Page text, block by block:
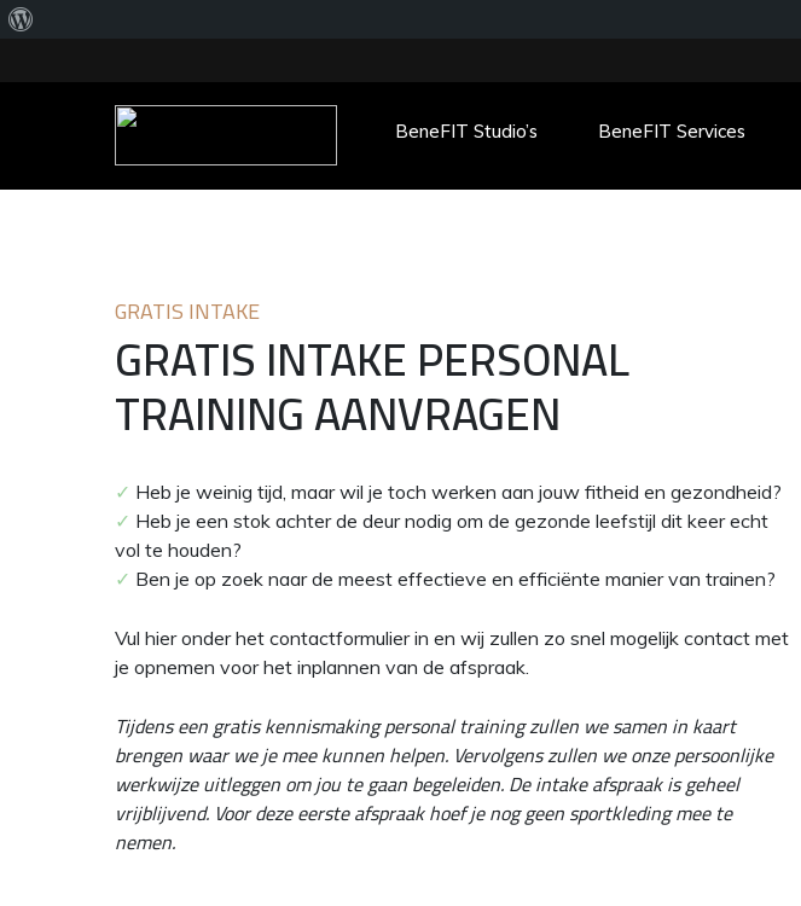
Main Menu
BeneFIT Studio’s BeneFIT Services
GRATIS INTAKE
GRATIS INTAKE PERSONAL
TRAINING AANVRAGEN
✓ Heb je weinig tijd, maar wil je toch werken aan jouw fitheid en gezondheid?
✓ Heb je een stok achter de deur nodig om de gezonde leefstijl dit keer echt
vol te houden?
✓ Ben je op zoek naar de meest effectieve en efficiënte manier van trainen?
Vul hier onder het contactformulier in en wij zullen zo snel mogelijk contact met
je opnemen voor het inplannen van de afspraak.
Tijdens een gratis kennismaking personal training zullen we samen in kaart
brengen waar we je mee kunnen helpen. Vervolgens zullen we onze persoonlijke
werkwijze uitleggen om jou te gaan begeleiden.De intake afspraak is geheel
vrijblijvend. Voor deze eerste afspraak hoef je nog geen sportkleding mee te
nemen.